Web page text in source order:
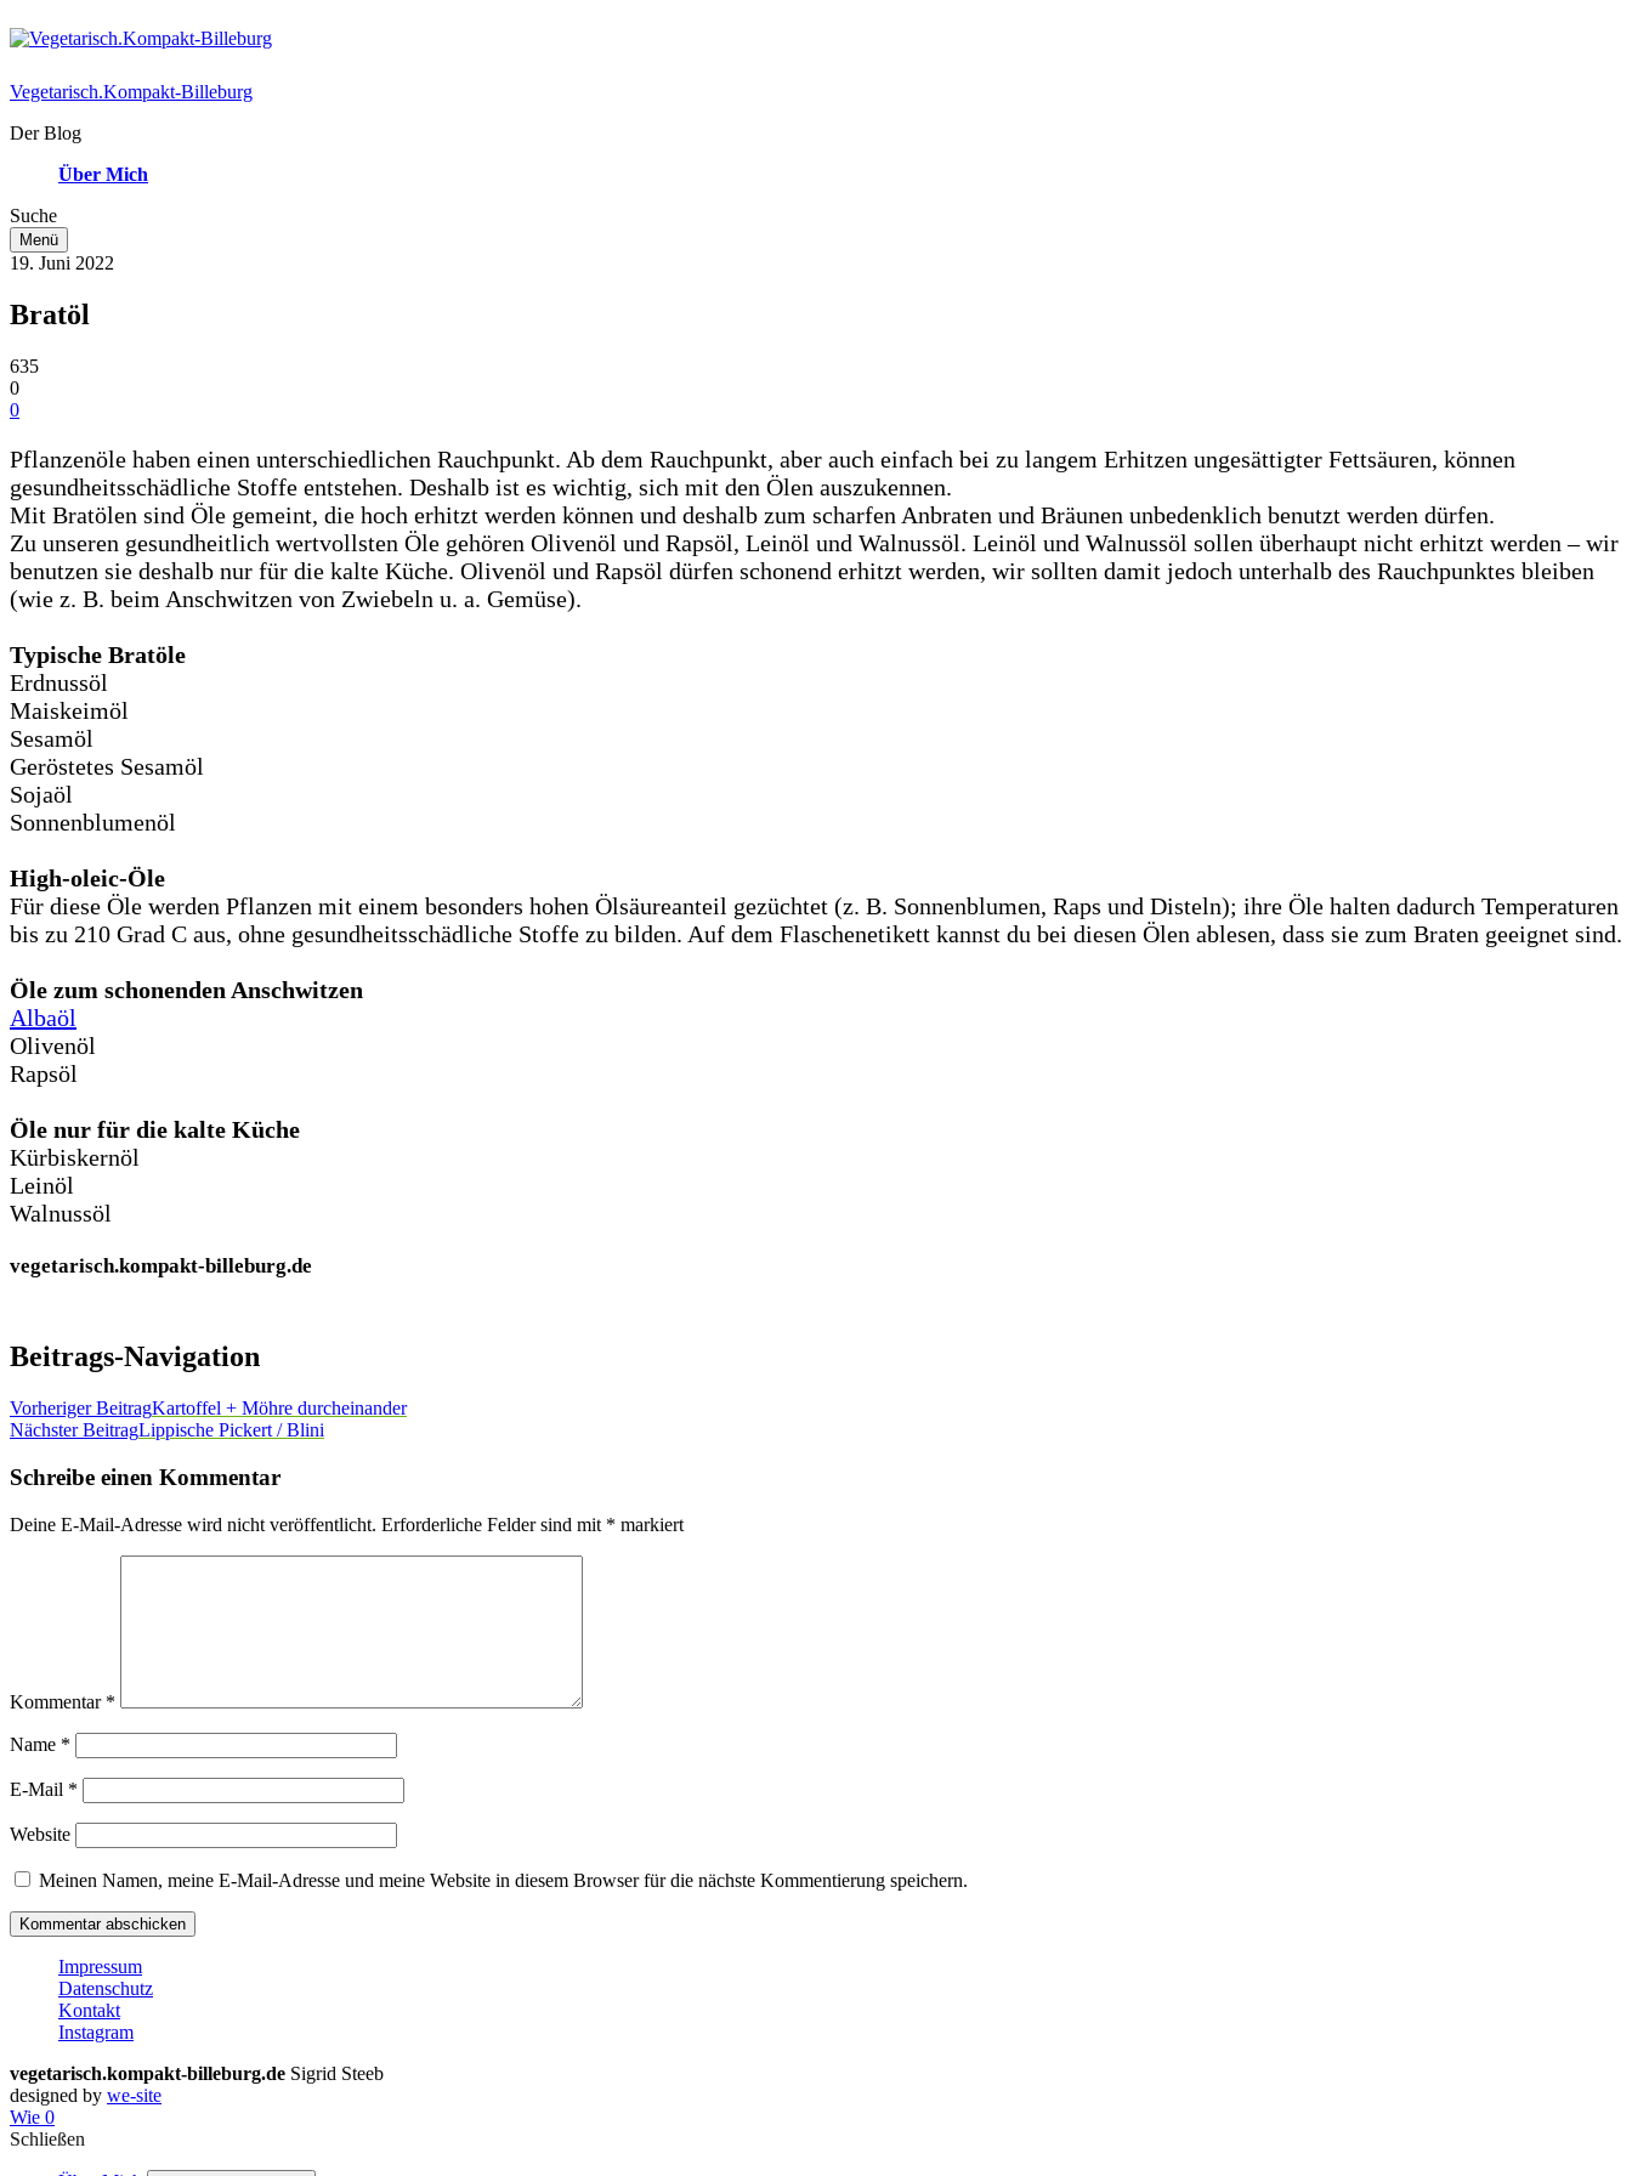
Vegetarisch.Kompakt-Billeburg
Der Blog
Über Mich
Suche
Menü
19. Juni 2022
Bratöl
635
0
0
Pflanzenöle haben einen unterschiedlichen Rauchpunkt. Ab dem Rauchpunkt, aber auch einfach bei zu langem Erhitzen ungesättigter Fettsäuren, können
gesundheitsschädliche Stoffe entstehen. Deshalb ist es wichtig, sich mit den Ölen auszukennen.
Mit Bratölen sind Öle gemeint, die hoch erhitzt werden können und deshalb zum scharfen Anbraten und Bräunen unbedenklich benutzt werden dürfen.
Zu unseren gesundheitlich wertvollsten Öle gehören Olivenöl und Rapsöl, Leinöl und Walnussöl. Leinöl und Walnussöl sollen überhaupt nicht erhitzt werden – wir
benutzen sie deshalb nur für die kalte Küche. Olivenöl und Rapsöl dürfen schonend erhitzt werden, wir sollten damit jedoch unterhalb des Rauchpunktes bleiben
(wie z. B. beim Anschwitzen von Zwiebeln u. a. Gemüse).
Typische Bratöle
Erdnussöl
Maiskeimöl
Sesamöl
Geröstetes Sesamöl
Sojaöl
Sonnenblumenöl
High-oleic-Öle
Für diese Öle werden Pflanzen mit einem besonders hohen Ölsäureanteil gezüchtet (z. B. Sonnenblumen, Raps und Disteln); ihre Öle halten dadurch Temperaturen
bis zu 210 Grad C aus, ohne gesundheitsschädliche Stoffe zu bilden. Auf dem Flaschenetikett kannst du bei diesen Ölen ablesen, dass sie zum Braten geeignet sind.
Öle zum schonenden Anschwitzen
Albaöl
Olivenöl
Rapsöl
Öle nur für die kalte Küche
Kürbiskernöl
Leinöl
Walnussöl
vegetarisch.kompakt-billeburg.de
Beitrags-Navigation
Vorheriger BeitragKartoffel + Möhre durcheinander
Nächster BeitragLippische Pickert / Blini
Schreibe einen Kommentar
Deine E-Mail-Adresse wird nicht veröffentlicht. Erforderliche Felder sind mit * markiert
Kommentar *
Name *
E-Mail *
Website
Meinen Namen, meine E-Mail-Adresse und meine Website in diesem Browser für die nächste Kommentierung speichern.
Impressum
Datenschutz
Kontakt
Instagram
vegetarisch.kompakt-billeburg.de Sigrid Steeb
designed by we-site
Wie 0
Schließen